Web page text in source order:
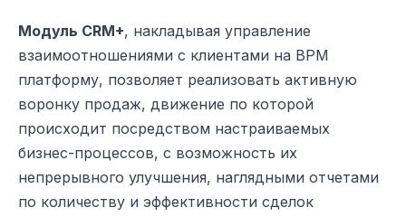
Модуль CRM+, накладывая управление
взаимоотношениями с клиентами на BPM
платформу, позволяет реализовать активную
воронку продаж, движение по которой
происходит посредством настраиваемых
бизнес-процессов, с возможность их
непрерывного улучшения, наглядными отчетами
по количеству и эффективности сделок